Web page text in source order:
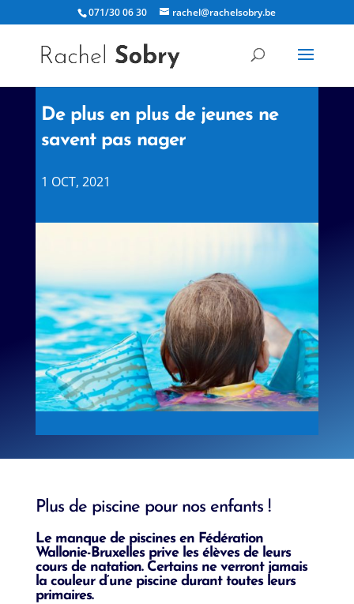
071/30 06 30 rachel@rachelsobry.be
De plus en plus de jeunes ne
savent pas nager
1 OCT, 2021
Plus de piscine pour nos enfants !
Le manque de piscines en Fédération
Wallonie-Bruxelles prive les élèves de leurs
cours de natation. Certains ne verront jamais
la couleur d’une piscine durant toutes leurs
primaires.